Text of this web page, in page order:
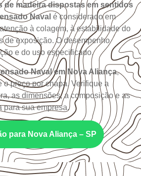
de madeira dispostas em sentidos
Naval é considerado em
à colagem, à estabilidade do
de exposição. O desempenho
e do uso especificado.
Naval em Nova Aliança,
o preço por chapa. Verifique a
as dimensões, a composição e as
para sua empresa.
para Nova Aliança – SP